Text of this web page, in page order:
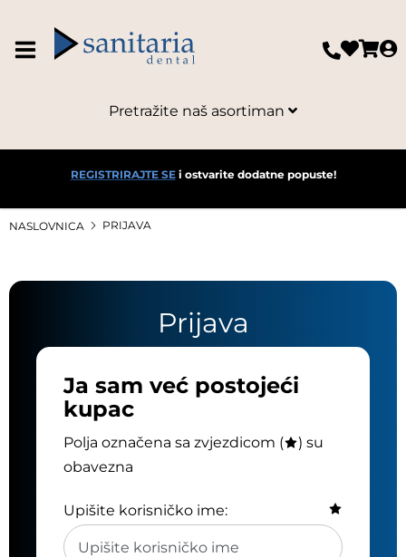
Pretražite naš asortiman
REGISTRIRAJTE SEi ostvarite dodatne popuste!
NASLOVNICA PRIJAVA
Prijava
Ja sam već postojeći
kupac
Polja označena sa zvjezdicom (
) su
obavezna
Upišite korisničko ime: